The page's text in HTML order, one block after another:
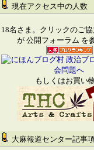
現在アクセス中の人数
18名さま。クリックのご協
が 公開フォーラム を
もしくはお買い
大麻報道センター記事